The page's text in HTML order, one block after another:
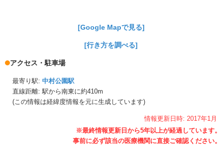
[Google Mapで見る]
[行き方を調べる]
アクセス・駐車場
最寄り駅: 中村公園駅
直線距離: 駅から南東に約410m
(この情報は経緯度情報を元に生成しています)
情報更新日時: 2017年1月